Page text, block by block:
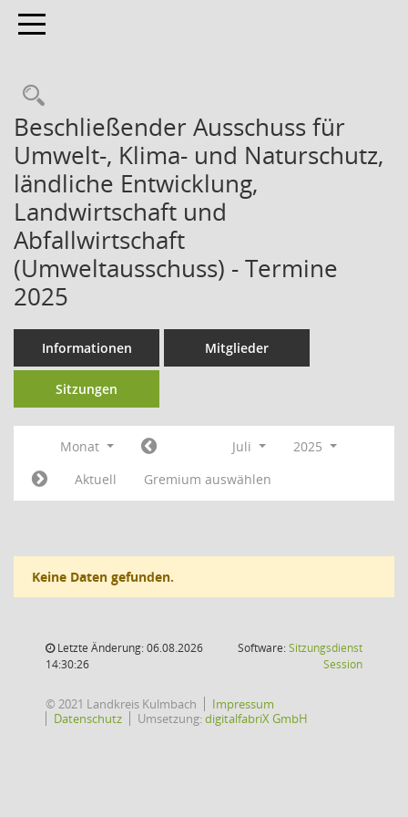
Toggle navigation
Beschließender Ausschuss für
Umwelt-, Klima- und Naturschutz,
ländliche Entwicklung,
Landwirtschaft und
Abfallwirtschaft
(Umweltausschuss) - Termine
2025
Informationen Mitglieder
Sitzungen
Monat Juli
2025
Aktuell
Gremium auswählen
Keine Daten gefunden.
Letzte Änderung: 06.08.2026
14:30:26
Software:Sitzungsdienst
Session(Wird in
© 2021 Landkreis Kulmbach
Impressum
Datenschutz
Umsetzung:digitalfabriX GmbH